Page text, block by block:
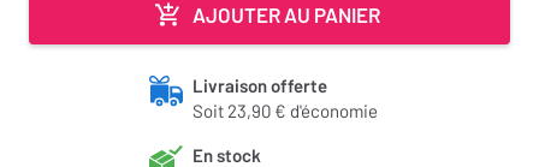
AJOUTER AU PANIER
Livraison offerte
Soit 23,90 € d'économie
En stock